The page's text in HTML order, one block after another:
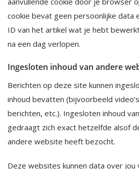
cookie bevat geen persoonlijke data
ID van het artikel wat je hebt
na een dag verlopen.
Ingesloten inhoud van andere
Berichten op deze site kunnen
inhoud bevatten (bijvoorbeeld
berichten, etc.). Ingesloten inhoud
gedraagt zich exact hetzelfde alsof
andere website heeft bezocht.
Deze websites kunnen data over jou